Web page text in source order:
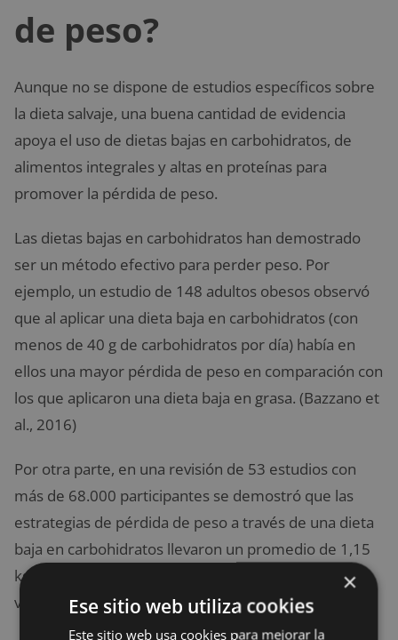
de peso?
Aunque no se dispone de estudios específicos sobre
la dieta salvaje, una buena cantidad de evidencia
apoya el uso de dietas bajas en carbohidratos, de
alimentos integrales y altas en proteínas para
promover la pérdida de peso.
Las dietas bajas en carbohidratos han demostrado
ser un método efectivo para perder peso. Por
ejemplo, un estudio de 148 adultos obesos observó
que al aplicar una dieta baja en carbohidratos (con
menos de 40 g de carbohidratos por día) había en
ellos una mayor pérdida de peso en comparación con
los que aplicaron una dieta baja en grasa. (Bazzano et
al., 2016)
Por otra parte, en una revisión de 53 estudios con
más de 68.000 participantes se demostró que las
estrategias de pérdida de peso a través de una dieta
baja en carbohidratos llevaron un promedio de 1,15
kg más de pérdida de peso a largo plazo que las
versiones bajas en grasa. (David et al., 2015)
×
Ese sitio web utiliza cookies
Este sitio web usa cookies para mejorar la